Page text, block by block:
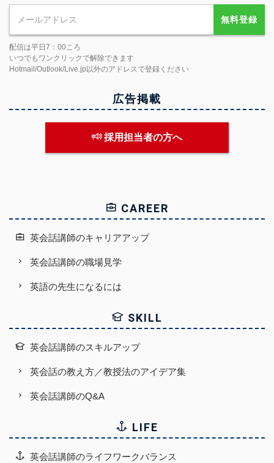
無料登録
配信は平日7：00ころ
いつでもワンクリックで解除できます
Hotmail/Outlook/Live.jp以外のアドレスで登録ください
広告掲載
採用担当者の方へ
CAREER
英会話講師のキャリアアップ
英会話講師の職場見学
英語の先生になるには
SKILL
英会話講師のスキルアップ
英会話の教え方／教授法のアイデア集
英会話講師のQ&A
LIFE
英会話講師のライフワークバランス